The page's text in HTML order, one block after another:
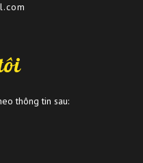
thông tin sau: